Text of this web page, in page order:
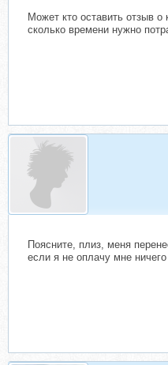
Может кто оставить отзыв о
сколько времени нужно
Поясните, плиз, меня
если я не оплачу мне